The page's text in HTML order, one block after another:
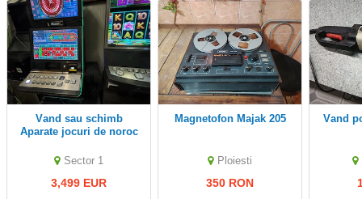
vand sau schimb
Aparate jocuri de noroc
Sector 1
3,499 EUR
Magnetofon Majak 205
Ploiesti
350 RON
Vand